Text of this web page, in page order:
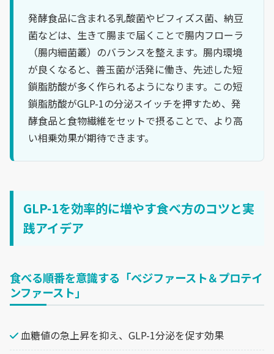
発酵食品に含まれる乳酸菌やビフィズス菌、納豆
菌などは、生きて腸まで届くことで腸内フローラ
（腸内細菌叢）のバランスを整えます。腸内環境
が良くなると、善玉菌が活発に働き、先述した短
鎖脂肪酸が多く作られるようになります。この短
鎖脂肪酸がGLP-1の分泌スイッチを押すため、発
酵食品と食物繊維をセットで摂ることで、より高
い相乗効果が期待できます。
GLP-1を効率的に増やす食べ方のコツと実
践アイデア
食べる順番を意識する「ベジファースト＆プロテイ
ンファースト」
血糖値の急上昇を抑え、GLP-1分泌を促す効果